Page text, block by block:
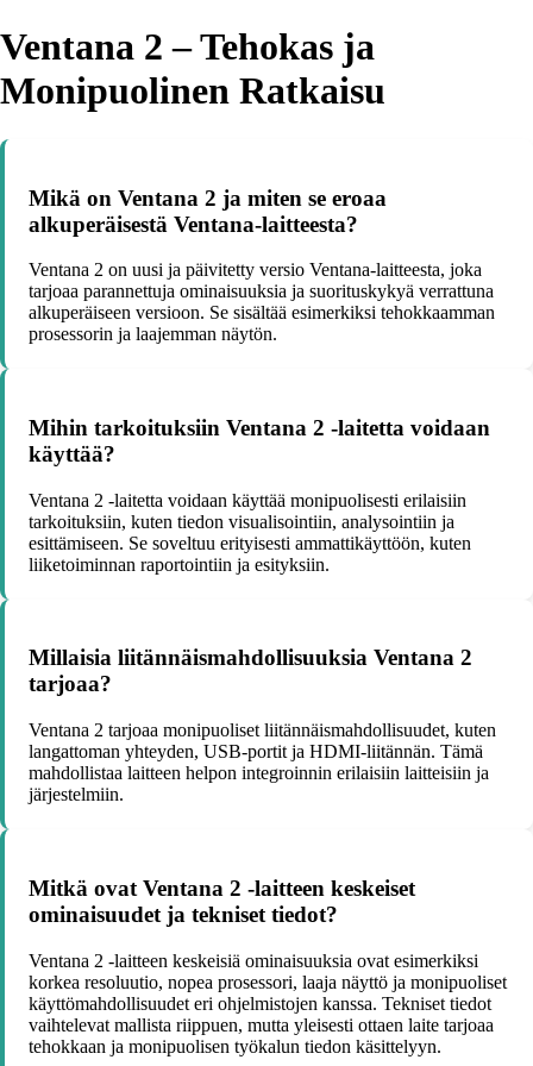
Ventana 2 – Tehokas ja
Monipuolinen Ratkaisu
Mikä on Ventana 2 ja miten se eroaa
alkuperäisestä Ventana-laitteesta?
Ventana 2 on uusi ja päivitetty versio Ventana-laitteesta, joka
tarjoaa parannettuja ominaisuuksia ja suorituskykyä verrattuna
alkuperäiseen versioon. Se sisältää esimerkiksi tehokkaamman
prosessorin ja laajemman näytön.
Mihin tarkoituksiin Ventana 2 -laitetta voidaan
käyttää?
Ventana 2 -laitetta voidaan käyttää monipuolisesti erilaisiin
tarkoituksiin, kuten tiedon visualisointiin, analysointiin ja
esittämiseen. Se soveltuu erityisesti ammattikäyttöön, kuten
liiketoiminnan raportointiin ja esityksiin.
Millaisia liitännäismahdollisuuksia Ventana 2
tarjoaa?
Ventana 2 tarjoaa monipuoliset liitännäismahdollisuudet, kuten
langattoman yhteyden, USB-portit ja HDMI-liitännän. Tämä
mahdollistaa laitteen helpon integroinnin erilaisiin laitteisiin ja
järjestelmiin.
Mitkä ovat Ventana 2 -laitteen keskeiset
ominaisuudet ja tekniset tiedot?
Ventana 2 -laitteen keskeisiä ominaisuuksia ovat esimerkiksi
korkea resoluutio, nopea prosessori, laaja näyttö ja monipuoliset
käyttömahdollisuudet eri ohjelmistojen kanssa. Tekniset tiedot
vaihtelevat mallista riippuen, mutta yleisesti ottaen laite tarjoaa
tehokkaan ja monipuolisen työkalun tiedon käsittelyyn.